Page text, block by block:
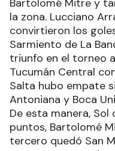
Bartolomé Mitre y
la zona. Lucciano
convirtieron los
Sarmiento de La
triunfo en el torneo
Tucumán Central
Salta hubo empate
Antoniana y Boca
De esta manera, Sol
puntos, Bartolomé
tercero quedó San